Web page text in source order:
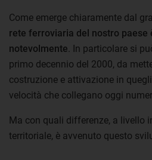
Come emerge chiaramente dal
rete ferroviaria del nostro paese
notevolmente . In particolare si
primo decennio del 2000, da
costruzione e attivazione in
velocità che collegano oggi
Ma con quali differenze, a livello
territoriale, è avvenuto questo